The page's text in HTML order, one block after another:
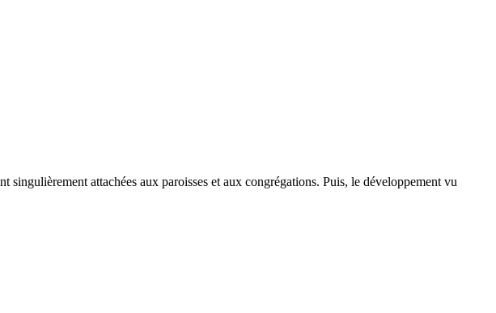
attachées aux paroisses et aux congrégations. Puis, le développement vu